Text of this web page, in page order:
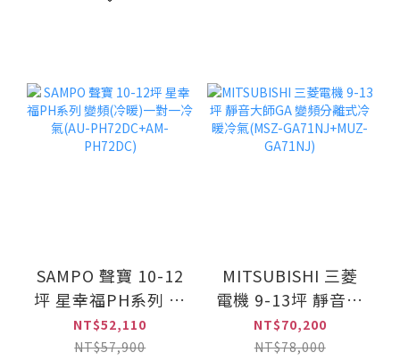
SAMPO 聲寶 10-12
坪 星幸福PH系列 變
頻(冷暖)一對一冷氣
(AU-PH72DC+AM-
NT$52,110
NT$57,900
MITSUBISHI 三菱
電機 9-13坪 靜音大
師GA 變頻分離式冷
暖冷氣(MSZ-
NT$70,200
NT$78,000